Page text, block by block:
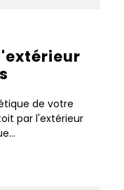
de votre
par l'extérieur